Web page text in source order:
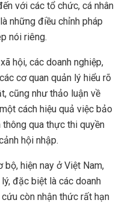
với các tổ chức, cá nhân
những điều chỉnh pháp
nói riêng.
hội, các doanh nghiệp,
cơ quan quản lý hiểu rõ
cũng như thảo luận về
cách hiệu quả việc bảo
qua thực thi quyền
hội nhập.
bộ, hiện nay ở Việt Nam,
đặc biệt là các doanh
còn nhận thức rất hạn